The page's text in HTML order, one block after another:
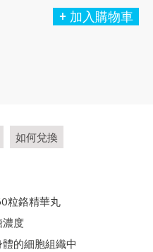
加入購物車
如何兌換
粒鉻精華丸
濃度
的細胞組織中